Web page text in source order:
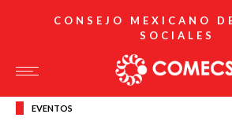
CONSEJO MEXICANO
SOCIALES
EVENTOS